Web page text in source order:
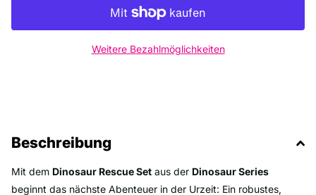
Weitere Bezahlmöglichkeiten
Beschreibung
Mit dem Dinosaur Rescue Set aus der Dinosaur Series
beginnt das nächste Abenteuer in der Urzeit: Ein robustes,